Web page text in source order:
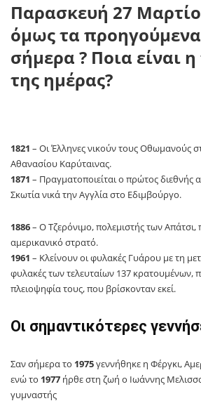
Παρασκευή 27
όμως τα
σήμερα ? Ποια είναι
της ημέρας?
1821 – Οι Έλληνες νικούν τους Οθωμανούς
Αθανασίου Καρύταινας.
1871 – Πραγματοποιείται ο πρώτος διεθνής
Σκωτία νικά την Αγγλία στο Εδιμβούργο.
1886– Ο Τζερόνιμο, πολεμιστής των Απάτσι,
αμερικανικό στρατό.
1961 – Κλείνουν οι φυλακές Γυάρου με τη
φυλακές των τελευταίων 137 κρατουμένων,
πλειοψηφία τους, που βρίσκονταν εκεί.
Οι σημαντικότερες
Σαν σήμερα το 1975γεννήθηκε η Φέργκι,
ενώ το 1977 ήρθε στη ζωή ο Ιωάννης
γυμναστής